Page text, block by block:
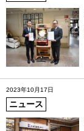
2023年10月17日
ニュース